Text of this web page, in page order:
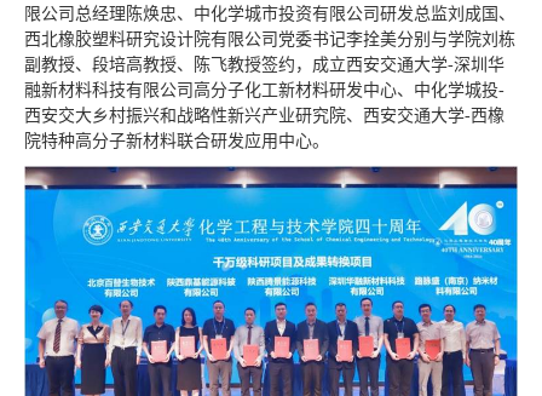
限公司总经理陈焕忠、中化学城市投资有限公司研发总监刘成国、
西北橡胶塑料研究设计院有限公司党委书记李拴美分别与学院刘栋
副教授、段培高教授、陈飞教授签约，成立西安交通大学-深圳华
融新材料科技有限公司高分子化工新材料研发中心、中化学城投-
西安交大乡村振兴和战略性新兴产业研究院、西安交通大学-西橡
院特种高分子新材料联合研发应用中心。